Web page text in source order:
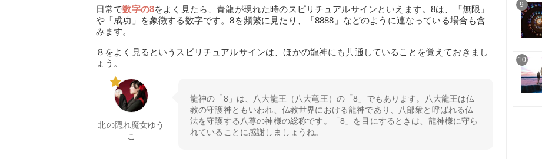
日常で数字の8をよく見たら、青龍が現れた時のスピリチュアルサインといえます。8は、「無限」
や「成功」を象徴する数字です。8を頻繁に見たり、「8888」などのように連なっている場合も含
みます。
８をよく見るというスピリチュアルサインは、ほかの龍神にも共通していることを覚えておきまし
ょう。
北の隠れ魔女ゆう
こ
龍神の「8」は、八大龍王（八大竜王）の「8」でもあります。八大龍王は仏
教の守護神ともいわれ、仏教世界における龍神であり、八部衆と呼ばれる仏
法を守護する八尊の神様の総称です。「8」を目にするときは、龍神様に守ら
れていることに感謝しましょうね。
9
10